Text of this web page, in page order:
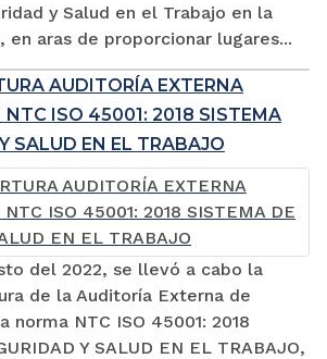
y Salud en el Trabajo en la
en aras de proporcionar lugares...
AUDITORÍA EXTERNA
NTC ISO 45001: 2018 SISTEMA
SALUD EN EL TRABAJO
del 2022, se llevó a cabo la
de la Auditoría Externa de
norma NTC ISO 45001: 2018
Y SALUD EN EL TRABAJO,